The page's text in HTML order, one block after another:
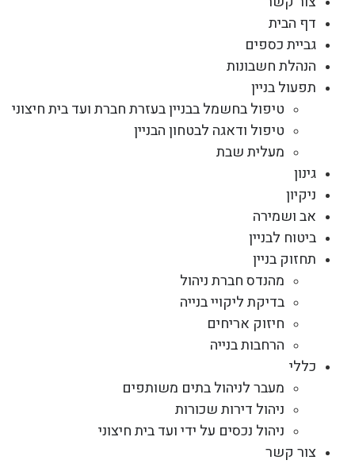
דף הבית
גביית כספים
הנהלת חשבונות
תפעול בניין
טיפול בחשמל בבניין בעזרת חברת ועד בית חיצוני
טיפול ודאגה לבטחון הבניין
מעלית שבת
גינון
ניקיון
אב ושמירה
ביטוח לבניין
תחזוק בניין
מהנדס חברת ניהול
בדיקת ליקויי בנייה
חיזוק אריחים
הרחבות בנייה
כללי
מעבר לניהול בתים משותפים
ניהול דירות שכורות
ניהול נכסים על ידי ועד בית חיצוני
צור קשר